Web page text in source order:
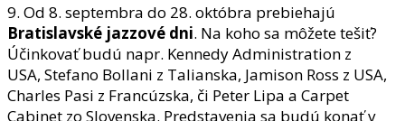
9. Od 8. septembra do 28. októbra prebiehajú
Bratislavské jazzové dni. Na koho sa môžete tešiť?
Účinkovať budú napr. Kennedy Administration z
USA, Stefano Bollani z Talianska, Jamison Ross z USA,
Charles Pasi z Francúzska, či Peter Lipa a Carpet
Cabinet zo Slovenska. Predstavenia sa budú konať v